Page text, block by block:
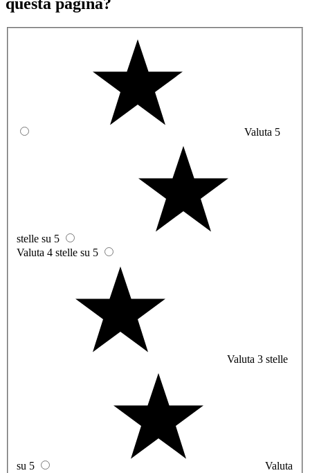
Valuta 5
stelle su 5
Valuta 4 stelle su 5
Valuta 3 stelle
su 5
Valuta